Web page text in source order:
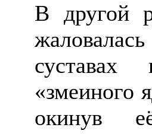
В другой
«змеиного
окинув